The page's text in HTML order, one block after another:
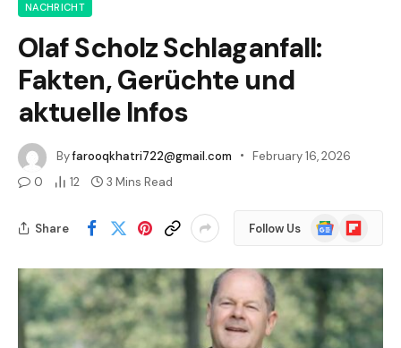
NACHRICHT
Olaf Scholz Schlaganfall:
Fakten, Gerüchte und
aktuelle Infos
Byfarooqkhatri722@gmail.com
February 16, 2026
0
12 3 Mins Read
Share Follow Us
Google
News
Flipboard